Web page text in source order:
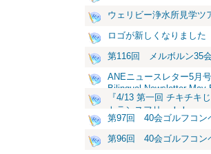
ウェリビー浄水所見学ツ
ロゴが新しくなりました
第116回 メルボルン35
ANEニュースレター5
Bilingual Newsletter May
『4/13 第一回 チキチキ
トランスフリー！！
第97回 40会ゴルフコン
第96回 40会ゴルフコン